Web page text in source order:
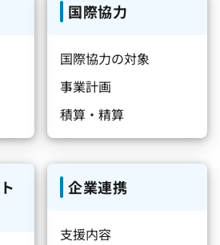
国際協力
国際協力の対象
事業計画
積算・精算
企業連携
支援内容